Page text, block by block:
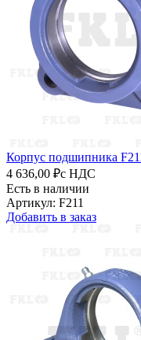
Корпус подшипника
4 636,00 ₽с НДС
Есть в наличии
Артикул: F211
Добавить в заказ